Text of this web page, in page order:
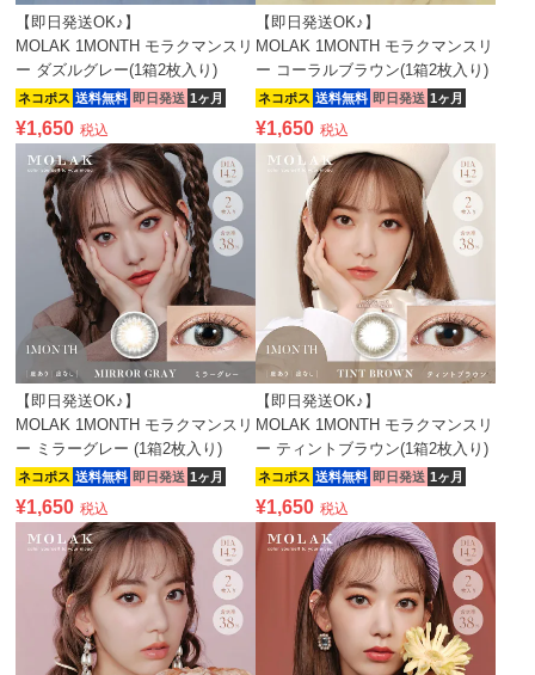
【即日発送OK♪】
MOLAK 1MONTH モラクマンスリ
ー ダズルグレー(1箱2枚入り)
ネコポス 送料無料 即日発送 1ヶ月
¥1,650 税込
【即日発送OK♪】
MOLAK 1MONTH モラクマンスリ
ー コーラルブラウン(1箱2枚入り)
ネコポス 送料無料 即日発送 1ヶ月
¥1,650 税込
【即日発送OK♪】
MOLAK 1MONTH モラクマンスリ
ー ミラーグレー (1箱2枚入り)
ネコポス 送料無料 即日発送 1ヶ月
¥1,650 税込
【即日発送OK♪】
MOLAK 1MONTH モラクマンスリ
ー ティントブラウン(1箱2枚入り)
ネコポス 送料無料 即日発送 1ヶ月
¥1,650 税込